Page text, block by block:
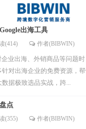
出海工具
(414) 作者(BIBWIN)
业出海、外销商品等问题
对出海企业的免费资源，帮
数据极致选品实战，跨...
点
(355) 作者(BIBWIN)